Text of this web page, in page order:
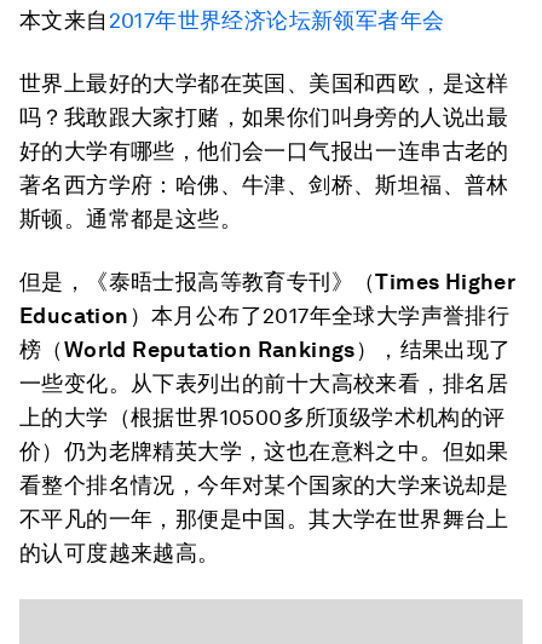
本文来自 2017年世界经济论坛新领军者年会
世界上最好的大学都在英国、美国和西欧，是这样
吗？我敢跟大家打赌，如果你们叫身旁的人说出最
好的大学有哪些，他们会一口气报出一连串古老的
著名西方学府：哈佛、牛津、剑桥、斯坦福、普林
斯顿。通常都是这些。
但是，《泰晤士报高等教育专刊》（Times Higher
Education ）本月公布了2017年全球大学声誉排行
榜（World Reputation Rankings），结果出现了
一些变化。从下表列出的前十大高校来看，排名居
上的大学（根据世界10500多所顶级学术机构的评
价）仍为老牌精英大学，这也在意料之中。但如果
看整个排名情况，今年对某个国家的大学来说却是
不平凡的一年，那便是中国。其大学在世界舞台上
的认可度越来越高。